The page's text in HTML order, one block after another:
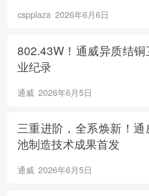
cspplaza 2026年6月6日
802.43W！通威异质结
业纪录
通威 2026年6月5日
三重进阶，全系焕新！
池制造技术成果首发
通威 2026年6月5日